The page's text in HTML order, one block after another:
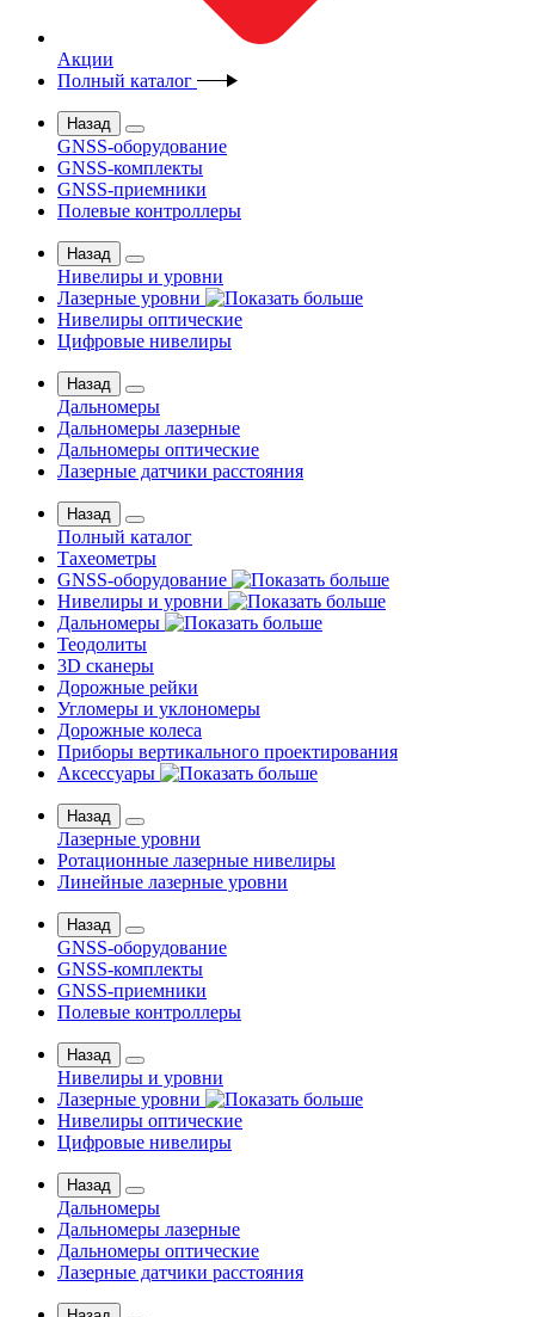
Акции
Полный каталог
Назад
GNSS-оборудование
GNSS-комплекты
GNSS-приемники
Полевые контроллеры
Назад
Нивелиры и уровни
Лазерные уровни
Нивелиры оптические
Цифровые нивелиры
Назад
Дальномеры
Дальномеры лазерные
Дальномеры оптические
Лазерные датчики расстояния
Назад
Полный каталог
Тахеометры
GNSS-оборудование
Нивелиры и уровни
Дальномеры
Теодолиты
3D сканеры
Дорожные рейки
Угломеры и уклономеры
Дорожные колеса
Приборы вертикального проектирования
Аксессуары
Назад
Лазерные уровни
Ротационные лазерные нивелиры
Линейные лазерные уровни
Назад
GNSS-оборудование
GNSS-комплекты
GNSS-приемники
Полевые контроллеры
Назад
Нивелиры и уровни
Лазерные уровни
Нивелиры оптические
Цифровые нивелиры
Назад
Дальномеры
Дальномеры лазерные
Дальномеры оптические
Лазерные датчики расстояния